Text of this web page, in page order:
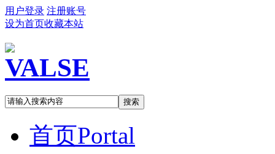
用户登录 注册账号
设为首页收藏本站
搜索
首页Portal